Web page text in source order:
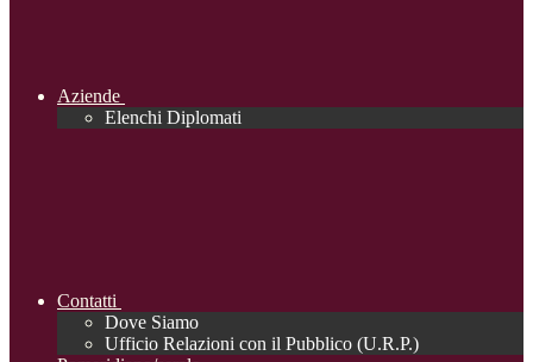
Aziende
Elenchi Diplomati
Contatti
Dove Siamo
Ufficio Relazioni con il Pubblico (U.R.P.)